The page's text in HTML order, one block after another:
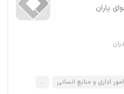
یاران
اداری و منابع انسانی ...